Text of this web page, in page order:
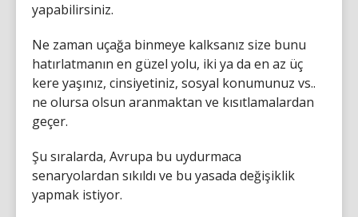
yapabilirsiniz.
Ne zaman uçağa binmeye kalksanız size bunu
hatırlatmanın en güzel yolu, iki ya da en az üç
kere yaşınız, cinsiyetiniz, sosyal konumunuz vs..
ne olursa olsun aranmaktan ve kısıtlamalardan
geçer.
Şu sıralarda, Avrupa bu uydurmaca
senaryolardan sıkıldı ve bu yasada değişiklik
yapmak istiyor.